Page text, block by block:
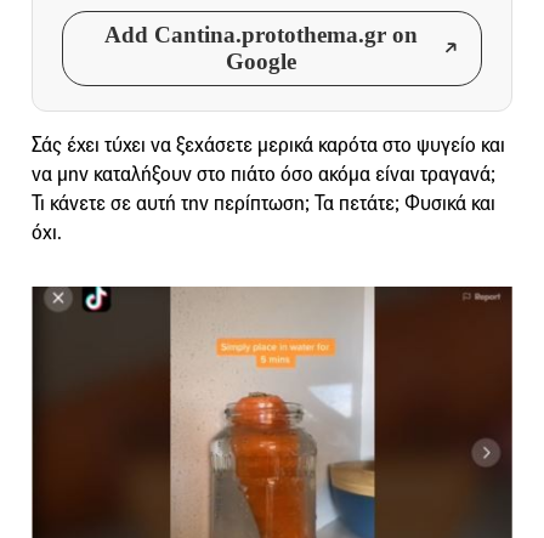
Add Cantina.protothema.gr on
Google
Σάς έχει τύχει να ξεχάσετε μερικά καρότα στο ψυγείο και
να μην καταλήξουν στο πιάτο όσο ακόμα είναι τραγανά;
Τι κάνετε σε αυτή την περίπτωση; Τα πετάτε; Φυσικά και
όχι.